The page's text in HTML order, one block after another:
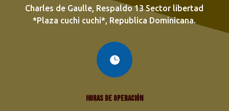
Charles de Gaulle, Respaldo 13 Sector libertad
*Plaza cuchi cuchi*, Republica Dominicana.

Horas de operación